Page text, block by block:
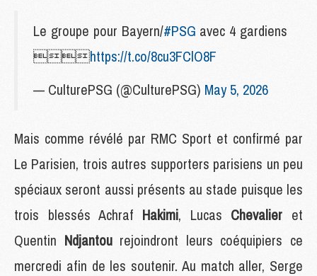
Le groupe pour Bayern/#PSG avec 4 gardiens
https://t.co/8cu3FClO8F
— CulturePSG (@CulturePSG) May 5, 2026
Mais comme révélé par RMC Sport et confirmé par
Le Parisien, trois autres supporters parisiens un peu
spéciaux seront aussi présents au stade puisque les
trois blessés Achraf Hakimi, Lucas Chevalier et
Quentin Ndjantou rejoindront leurs coéquipiers ce
mercredi afin de les soutenir. Au match aller, Serge